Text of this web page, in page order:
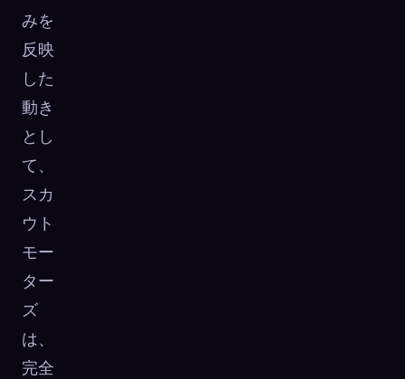
みを
反映
した
動き
とし
て、
スカ
ウト
モー
ター
ズ
は、
完全